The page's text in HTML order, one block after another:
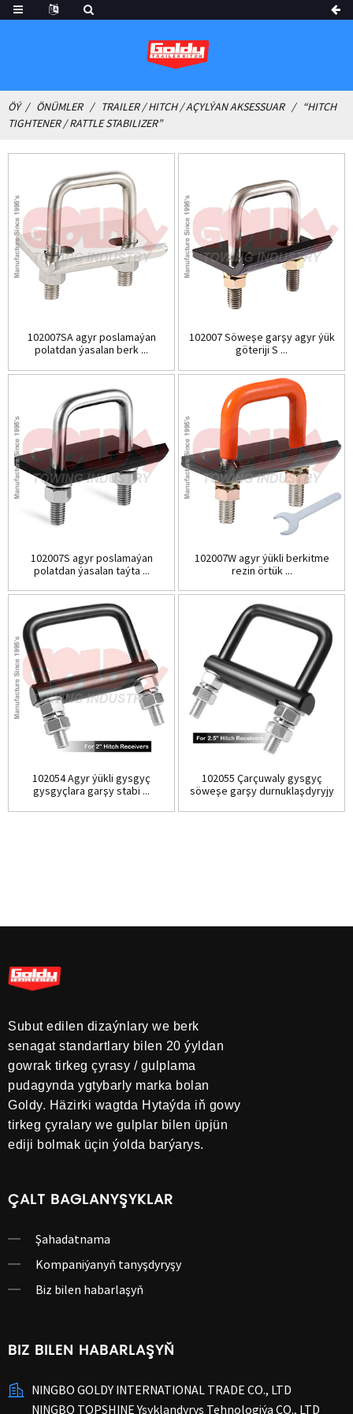
ÖÝ ÖNÜMLER TRAILER / HITCH / AÇYLÝAN AKSESSUAR
“HITCH
TIGHTENER / RATTLE STABILIZER”
102007SA agyr poslamaýan
polatdan ýasalan berk ...
102007 Söweşe garşy agyr ýük
göteriji S ...
102007S agyr poslamaýan
polatdan ýasalan taýta ...
102007W agyr ýükli berkitme
rezin örtük ...
102054 Agyr ýükli gysgyç
gysgyçlara garşy stabi ...
102055 Çarçuwaly gysgyç
söweşe garşy durnuklaşdyryjy
Subut edilen dizaýnlary we berk
senagat standartlary bilen 20 ýyldan
gowrak tirkeg çyrasy / gulplama
pudagynda ygtybarly marka bolan
Goldy. Häzirki wagtda Hytaýda iň gowy
tirkeg çyralary we gulplar bilen üpjün
ediji bolmak üçin ýolda barýarys.
ÇALT BAGLANYŞYKLAR
Şahadatnama
Kompaniýanyň tanyşdyryşy
Biz bilen habarlaşyň
BIZ BILEN HABARLAŞYŇ
NINGBO GOLDY INTERNATIONAL TRADE CO., LTD
NINGBO TOPSHINE Yşyklandyryş Tehnologiýa CO., LTD